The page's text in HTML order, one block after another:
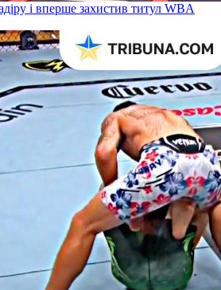
і вперше захистив титул WBA